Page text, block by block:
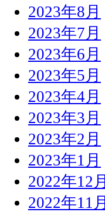
2023年8月
2023年7月
2023年6月
2023年5月
2023年4月
2023年3月
2023年2月
2023年1月
2022年12月
2022年11月